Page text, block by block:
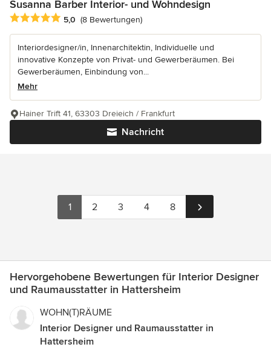
Susanna Barber Interior- und Wohndesign
Durchschnittliche Bewertung: 5 von 5 Sternen
5,0 (8 Bewertungen)
Interiordesigner/in, Innenarchitektin, Individuelle und
innovative Konzepte von Privat- und Gewerberäumen. Bei
Gewerberäumen, Einbindung von...
Mehr
Nachricht
Hainer Trift 41, 63303 Dreieich / Frankfurt
1 2 3 4 8
Hervorgehobene Bewertungen für Interior Designer
und Raumausstatter in Hattersheim
WOHN(T)RÄUME
Interior Designer und Raumausstatter in
Hattersheim